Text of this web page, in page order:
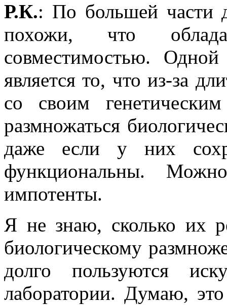
Р.К.: По большей части
похожи, что
совместимостью.
является то, что из-за
со своим
размножаться
даже если у них
функциональны.
импотенты.
Я не знаю, сколько их
биологическому
долго пользуются
лаборатории. Думаю,